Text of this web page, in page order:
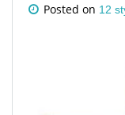
Posted on 12